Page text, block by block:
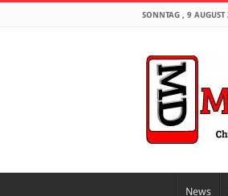
SONNTAG , 9
News